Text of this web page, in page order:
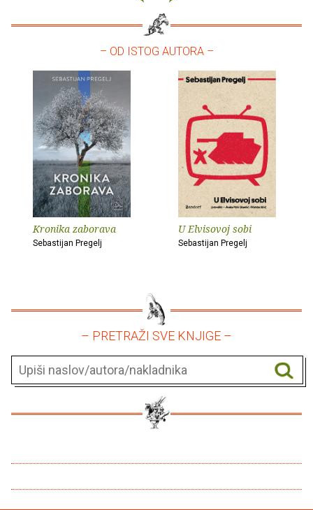
– OD ISTOG AUTORA –
Kronika zaborava
Sebastijan Pregelj
U Elvisovoj sobi
Sebastijan Pregelj
– PRETRAŽI SVE KNJIGE –